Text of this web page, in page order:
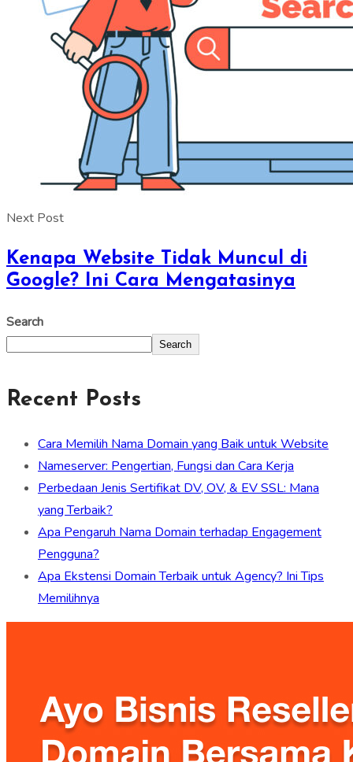
Next Post
Kenapa Website Tidak Muncul di
Google? Ini Cara Mengatasinya
Search
Search
Recent Posts
Cara Memilih Nama Domain yang Baik untuk Website
Nameserver: Pengertian, Fungsi dan Cara Kerja
Perbedaan Jenis Sertifikat DV, OV, & EV SSL: Mana
yang Terbaik?
Apa Pengaruh Nama Domain terhadap Engagement
Pengguna?
Apa Ekstensi Domain Terbaik untuk Agency? Ini Tips
Memilihnya